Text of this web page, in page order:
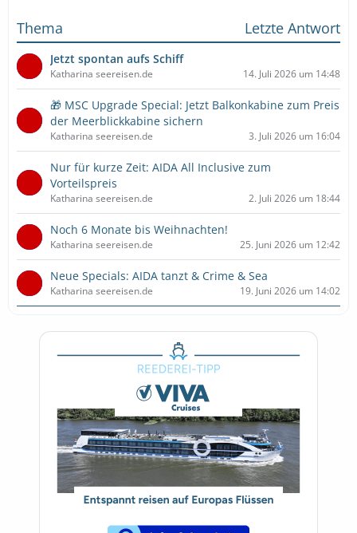
Thema
Letzte Antwort
Jetzt spontan aufs Schiff
Katharina seereisen.de 14. Juli 2026 um 14:48
🎁 MSC Upgrade Special: Jetzt Balkonkabine zum Preis
der Meerblickkabine sichern
Katharina seereisen.de 3. Juli 2026 um 16:04
Nur für kurze Zeit: AIDA All Inclusive zum
Vorteilspreis
Katharina seereisen.de 2. Juli 2026 um 18:44
Noch 6 Monate bis Weihnachten!
Katharina seereisen.de 25. Juni 2026 um 12:42
Neue Specials: AIDA tanzt & Crime & Sea
Katharina seereisen.de 19. Juni 2026 um 14:02